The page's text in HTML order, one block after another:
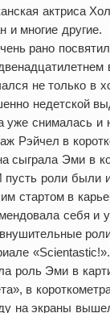
актриса
и многие другие.
рано
не только в
недетской
уже снималась и
Рэйчел в
сыграла Эми в
пусть роли были
стартом в
себя и
«Scientastic!».
роль Эми в
в
на экраны